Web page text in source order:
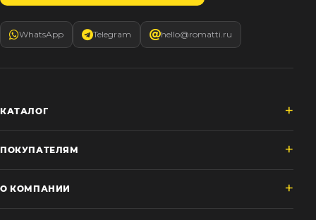
WhatsApp Telegram hello@romatti.ru
КАТАЛОГ
ПОКУПАТЕЛЯМ
О КОМПАНИИ